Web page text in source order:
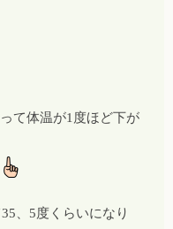
て体温が1度ほど下が
、5度くらいになり